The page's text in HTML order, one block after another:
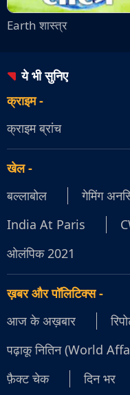
Earth शास्त्र
ये भी सुनिए
क्राइम-
क्राइम ब्रांच
खेल-
बल्लाबोल
गेमिंग
India At Paris
ओलंपिक 2021
ख़बर और पॉलिटिक्स-
आज के अख़बार
पढ़ाकू नितिन (World
फ़ैक्ट चेक
दिन भर